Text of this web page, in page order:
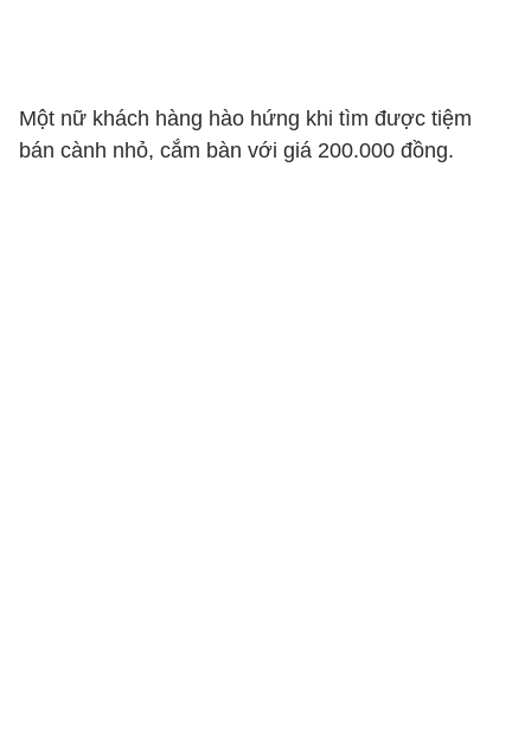
Một nữ khách hàng hào hứng khi tìm được tiệm
bán cành nhỏ, cắm bàn với giá 200.000 đồng.